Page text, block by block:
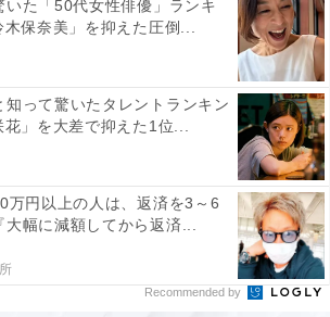
まりました。
ントは原文ママです
上 恵
編集部の編集者。SNSトレンドやSEO
があり、旅行・カルチャー・エンタ
集を担当。東京都出身。居酒屋巡りと
味。
いた「50代女性俳優」ランキ
保奈美」を抑えた圧倒...
知って驚いたタレントランキン
」を大差で抑えた1位...
万円以上の人は、返済を3～6
大幅に減額してから返済...
Recommended by